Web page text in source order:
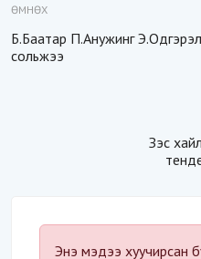
ӨМНӨХ
Б.Баатар П.Анужинг
сольжээ
Зэс
Энэ мэдээ